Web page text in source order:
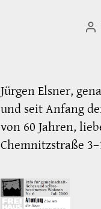
Jürgen Elsner,
und seit Anfang
von 60 Jahren,
Chemnitzstraße